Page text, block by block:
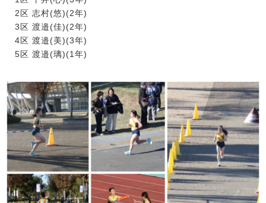
2区 志村(悠)(2年)
3区 渡邉(佳)(2年)
4区 渡邉(美)(3年)
5区 渡邉(璃)(1年)